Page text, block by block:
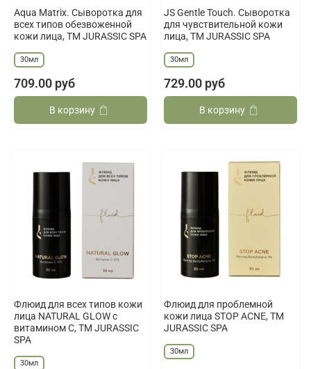
Aqua Matrix. Сыворотка для
всех типов обезвоженной
кожи лица, ТМ JURASSIC SPA
30мл
709.00 руб
В корзину
JS Gentle Touch. Сыворотка
для чувствительной кожи
лица, ТМ JURASSIC SPA
30мл
729.00 руб
В корзину
Флюид для всех типов кожи
лица NATURAL GLOW с
витамином С, ТМ JURASSIC
SPA
30мл
Флюид для проблемной
кожи лица STOP ACNE, ТМ
JURASSIC SPA
30мл